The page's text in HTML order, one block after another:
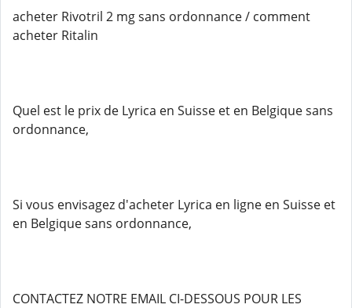
acheter Rivotril 2 mg sans ordonnance / comment
acheter Ritalin
Quel est le prix de Lyrica en Suisse et en Belgique sans
ordonnance,
Si vous envisagez d'acheter Lyrica en ligne en Suisse et
en Belgique sans ordonnance,
CONTACTEZ NOTRE EMAIL CI-DESSOUS POUR LES